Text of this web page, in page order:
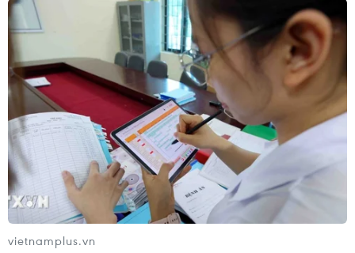
vietnamplus.vn